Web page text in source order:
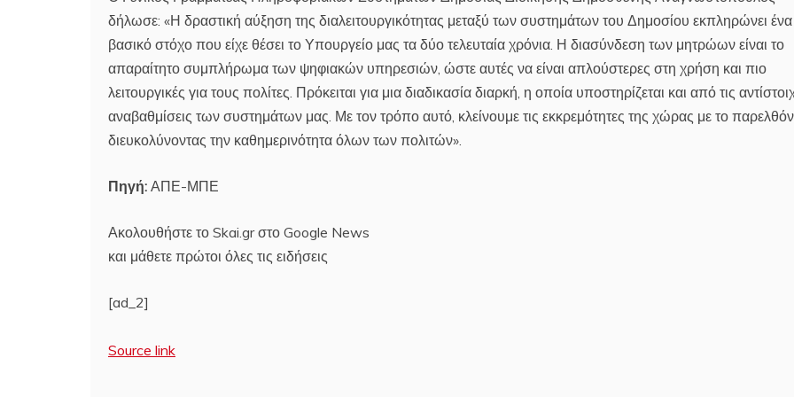
δήλωσε: «Η δραστική αύξηση της διαλειτουργικότητας μεταξύ των συστημάτων του Δημοσίου εκπληρώνει ένα
βασικό στόχο που είχε θέσει το Υπουργείο μας τα δύο τελευταία χρόνια. Η διασύνδεση των μητρώων είναι το
απαραίτητο συμπλήρωμα των ψηφιακών υπηρεσιών, ώστε αυτές να είναι απλούστερες στη χρήση και πιο
λειτουργικές για τους πολίτες. Πρόκειται για μια διαδικασία διαρκή, η οποία υποστηρίζεται και από τις
αναβαθμίσεις των συστημάτων μας. Με τον τρόπο αυτό, κλείνουμε τις εκκρεμότητες της χώρας με το
διευκολύνοντας την καθημερινότητα όλων των πολιτών».
Πηγή: ΑΠΕ-ΜΠΕ
Ακολουθήστε το Skai.gr στο Google News
και μάθετε πρώτοι όλες τις ειδήσεις
[ad_2]
Source link